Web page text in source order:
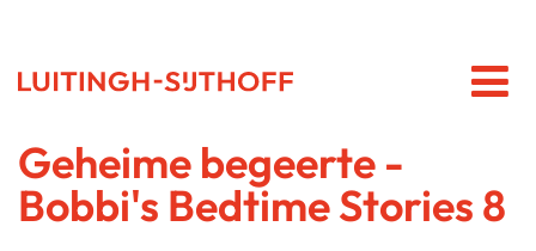
Geheime begeerte -
Bobbi's Bedtime Stories 8